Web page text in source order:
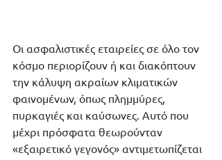
Οι ασφαλιστικές εταιρείες σε όλο τον
κόσμο περιορίζουν ή και διακόπτουν
την κάλυψη ακραίων κλιματικών
φαινομένων, όπως πλημμύρες,
πυρκαγιές και καύσωνες. Αυτό που
μέχρι πρόσφατα θεωρούνταν
«εξαιρετικό γεγονός» αντιμετωπίζεται